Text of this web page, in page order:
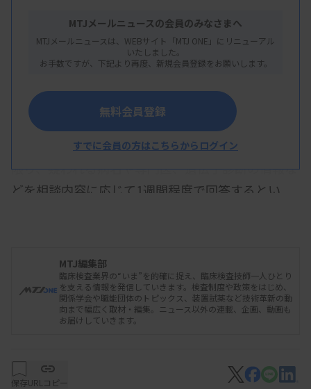
が個々の症状などを基に専門医に相談できる環境を
整え、診断確定までの時間と心理的負担の軽減を目
指す」としている。
非専門医が専用のサイトから患者の症状などを入力
し、協会側の遺伝子の専門医ら約10人が内容を確認
した上で該当領域の専門医につなぐ。相談は医師に
限り、疑われる病名や専門医、遺伝子診断の情報な
どを相談内容に応じて1週間程度で回答するとい
MTJメールニュースの会員のみなさまへ
MTJメールニュースは、WEBサイト「MTJ ONE」にリニューアル
いたしました。
お手数ですが、下記より再度、新規会員登録をお願いします。
無料会員登録
すでに会員の方はこちらからログイン
MTJ編集部
臨床検査業界の“いま”を的確に捉え、臨床検査技師一人ひとり
を支える情報を発信していきます。検査制度や政策をはじめ、
関係学会や職能団体のトピックス、装置試薬など技術革新の動
向まで幅広く取材・編集。ニュース以外の連載、企画、動画も
お届けしていきます。
保存URLコピー